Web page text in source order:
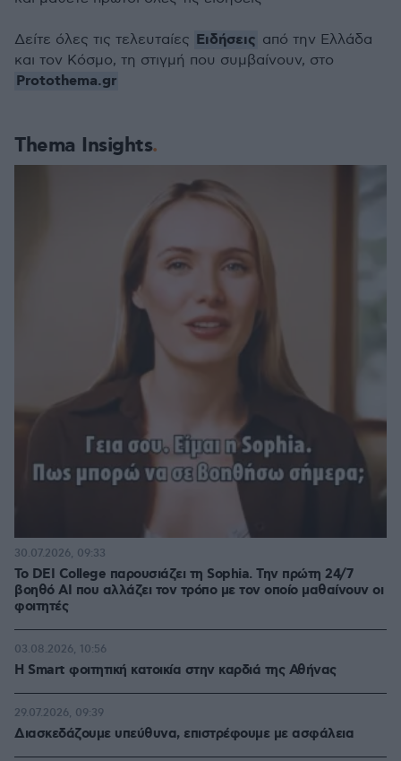
Thema Insights
Το DEI College παρουσιάζει τη Sophia. Την πρώτη 24/7
βοηθό AI που αλλάζει τον τρόπο με τον οποίο μαθαίνουν οι
φοιτητές
30.07.2026, 09:33
Η Smart φοιτητική κατοικία στην καρδιά της Αθήνας
03.08.2026, 10:56
Διασκεδάζουμε υπεύθυνα, επιστρέφουμε με ασφάλεια
29.07.2026, 09:39
Δείτε όλες τις τελευταίες Ειδήσεις από την Ελλάδα
και τον Κόσμο, τη στιγμή που συμβαίνουν, στο
Protothema.gr